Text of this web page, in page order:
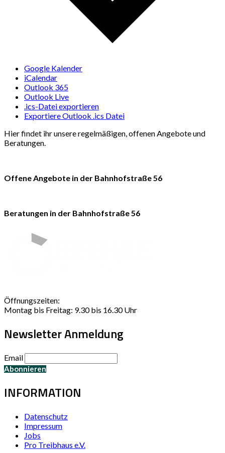
Google Kalender
iCalendar
Outlook 365
Outlook Live
.ics-Datei exportieren
Exportiere Outlook .ics Datei
Hier findet ihr unsere regelmäßigen, offenen Angebote und
Beratungen.
Offene Angebote in der Bahnhofstraße 56
Beratungen in der Bahnhofstraße 56
Öffnungszeiten:
Montag bis Freitag: 9.30 bis 16.30 Uhr
Newsletter Anmeldung
Email
INFORMATION
Datenschutz
Impressum
Jobs
Pro Treibhaus e.V.